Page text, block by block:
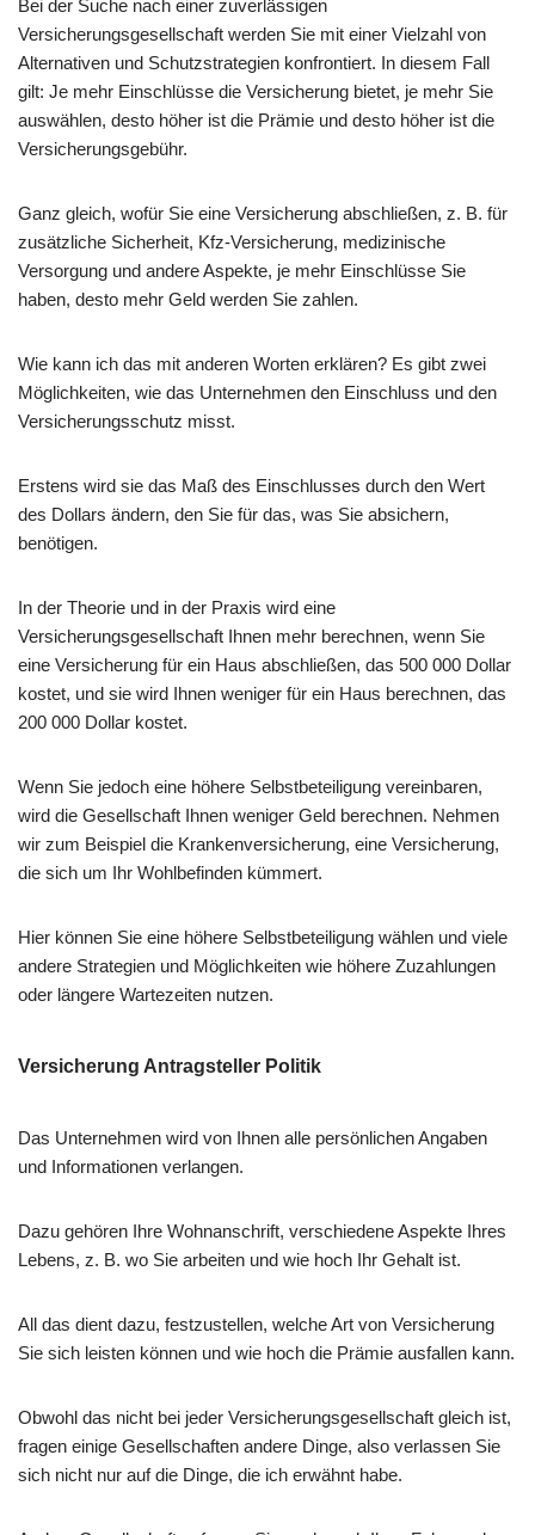
Bei der Suche nach einer zuverlässigen
Versicherungsgesellschaft werden Sie mit einer Vielzahl von
Alternativen und Schutzstrategien konfrontiert. In diesem Fall
gilt: Je mehr Einschlüsse die Versicherung bietet, je mehr Sie
auswählen, desto höher ist die Prämie und desto höher ist die
Versicherungsgebühr.
Ganz gleich, wofür Sie eine Versicherung abschließen, z. B. für
zusätzliche Sicherheit, Kfz-Versicherung, medizinische
Versorgung und andere Aspekte, je mehr Einschlüsse Sie
haben, desto mehr Geld werden Sie zahlen.
Wie kann ich das mit anderen Worten erklären? Es gibt zwei
Möglichkeiten, wie das Unternehmen den Einschluss und den
Versicherungsschutz misst.
Erstens wird sie das Maß des Einschlusses durch den Wert
des Dollars ändern, den Sie für das, was Sie absichern,
benötigen.
In der Theorie und in der Praxis wird eine
Versicherungsgesellschaft Ihnen mehr berechnen, wenn Sie
eine Versicherung für ein Haus abschließen, das 500 000 Dollar
kostet, und sie wird Ihnen weniger für ein Haus berechnen, das
200 000 Dollar kostet.
Wenn Sie jedoch eine höhere Selbstbeteiligung vereinbaren,
wird die Gesellschaft Ihnen weniger Geld berechnen. Nehmen
wir zum Beispiel die Krankenversicherung, eine Versicherung,
die sich um Ihr Wohlbefinden kümmert.
Hier können Sie eine höhere Selbstbeteiligung wählen und viele
andere Strategien und Möglichkeiten wie höhere Zuzahlungen
oder längere Wartezeiten nutzen.
Versicherung Antragsteller Politik
Das Unternehmen wird von Ihnen alle persönlichen Angaben
und Informationen verlangen.
Dazu gehören Ihre Wohnanschrift, verschiedene Aspekte Ihres
Lebens, z. B. wo Sie arbeiten und wie hoch Ihr Gehalt ist.
All das dient dazu, festzustellen, welche Art von Versicherung
Sie sich leisten können und wie hoch die Prämie ausfallen kann.
Obwohl das nicht bei jeder Versicherungsgesellschaft gleich ist,
fragen einige Gesellschaften andere Dinge, also verlassen Sie
sich nicht nur auf die Dinge, die ich erwähnt habe.